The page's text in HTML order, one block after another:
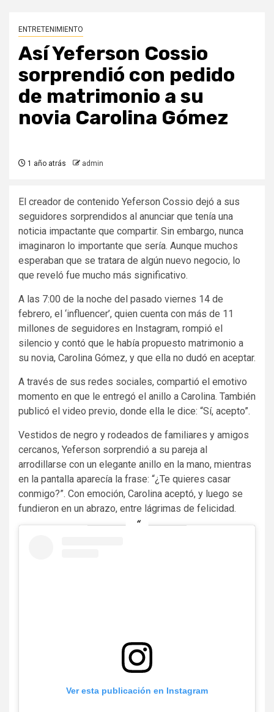
ENTRETENIMIENTO
Así Yeferson Cossio
sorprendió con pedido
de matrimonio a su
novia Carolina Gómez
1 año atrás admin
El creador de contenido Yeferson Cossio dejó a sus
seguidores sorprendidos al anunciar que tenía una
noticia impactante que compartir. Sin embargo, nunca
imaginaron lo importante que sería. Aunque muchos
esperaban que se tratara de algún nuevo negocio, lo
que reveló fue mucho más significativo.
A las 7:00 de la noche del pasado viernes 14 de
febrero, el ‘influencer’, quien cuenta con más de 11
millones de seguidores en Instagram, rompió el
silencio y contó que le había propuesto matrimonio a
su novia, Carolina Gómez, y que ella no dudó en aceptar.
A través de sus redes sociales, compartió el emotivo
momento en que le entregó el anillo a Carolina. También
publicó el video previo, donde ella le dice: “Sí, acepto”.
Vestidos de negro y rodeados de familiares y amigos
cercanos, Yeferson sorprendió a su pareja al
arrodillarse con un elegante anillo en la mano, mientras
en la pantalla aparecía la frase: “¿Te quieres casar
conmigo?”. Con emoción, Carolina aceptó, y luego se
fundieron en un abrazo, entre lágrimas de felicidad.
Ver esta publicación en Instagram